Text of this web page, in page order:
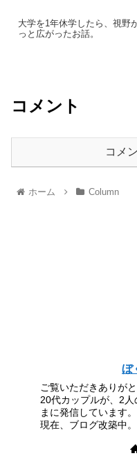
大学を1年休学したら、視野
っと広がったお話。
コメント
コメ
ホーム Column
ぼ
ご覧いただきありが
20代カップルが、2
まに発信しています。
現在、ブログ改築中。